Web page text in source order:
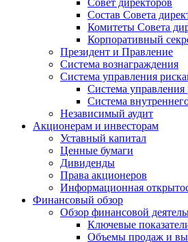
Совет директоров
Состав Совета
Комитеты Совета
Корпоративный
Президент и Правление
Система вознаграждения
Система управления
Система управления
Система
Независимый аудит
Акционерам и инвесторам
Уставный капитал
Ценные бумаги
Дивиденды
Права акционеров
Информационная
Финансовый обзор
Обзор финансовой
Ключевые
Объемы продаж и